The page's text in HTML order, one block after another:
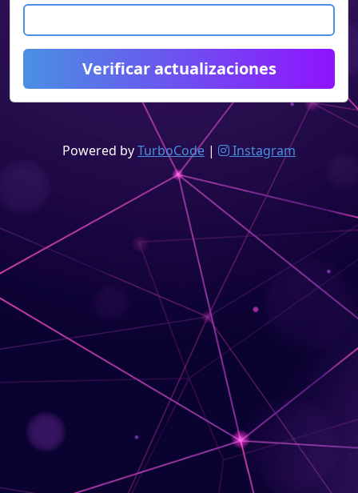
Verificar actualizaciones
Powered byTurboCode | Instagram